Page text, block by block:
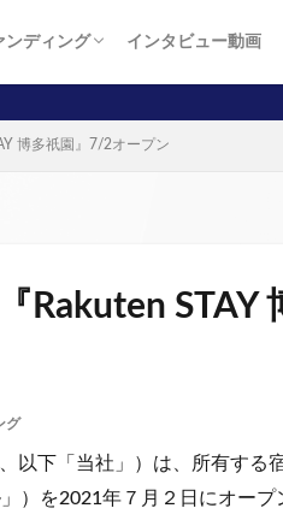
ンディング インタビュー動画
投資型クラファン
博多祇園』7/2オープン
Rakuten STAY
グ
以下「当社」）は、所有する
）を2021年７月２日にオープ